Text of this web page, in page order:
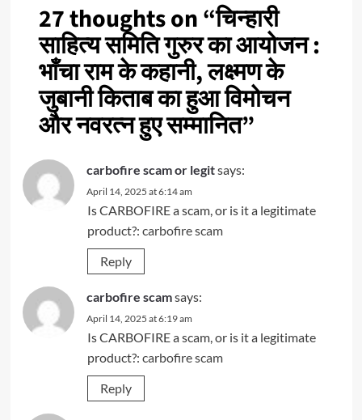
27 thoughts on “चिन्हारी
साहित्य समिति गुरुर का आयोजन :
भाँचा राम के कहानी, लक्ष्मण के
जुबानी किताब का हुआ विमोचन
और नवरत्न हुए सम्मानित”
carbofire scam or legitsays:
April 14, 2025 at 6:14 am
Is CARBOFIRE a scam, or is it a legitimate
product?: carbofire scam
Reply
carbofire scamsays:
April 14, 2025 at 6:19 am
Is CARBOFIRE a scam, or is it a legitimate
product?: carbofire scam
Reply